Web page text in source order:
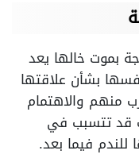
بموت خالها يعد
بشأن علاقتها
منهم والاهتمام
قد تتسبب في
للندم فيما بعد.